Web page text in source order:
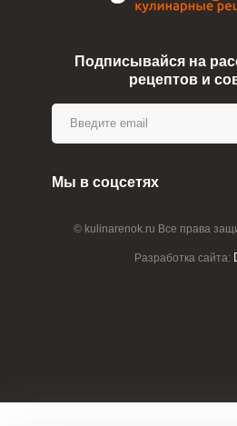
© kulinarenok.ru Все права
Разработка сайта:
Подписывайся на
рецептов и
Мы в соцсетях